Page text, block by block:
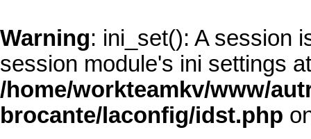
Warning: ini_set(): A session
session module's ini settings
/home/workteamkv/www/
brocante/laconfig/idst.php